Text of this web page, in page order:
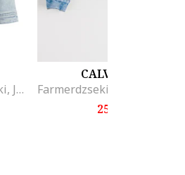
Mosott hatású farmerdzseki, Jégkék
CALVIN KLEIN
25.199 Ft